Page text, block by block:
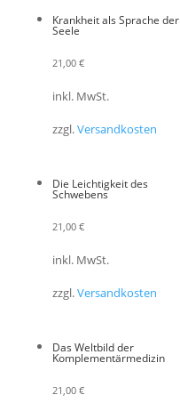
Krankheit als Sprache der
Seele
21,00 €
inkl. MwSt.
zzgl.Versandkosten
Die Leichtigkeit des
Schwebens
21,00 €
inkl. MwSt.
zzgl.Versandkosten
Das Weltbild der
Komplementärmedizin
21,00 €